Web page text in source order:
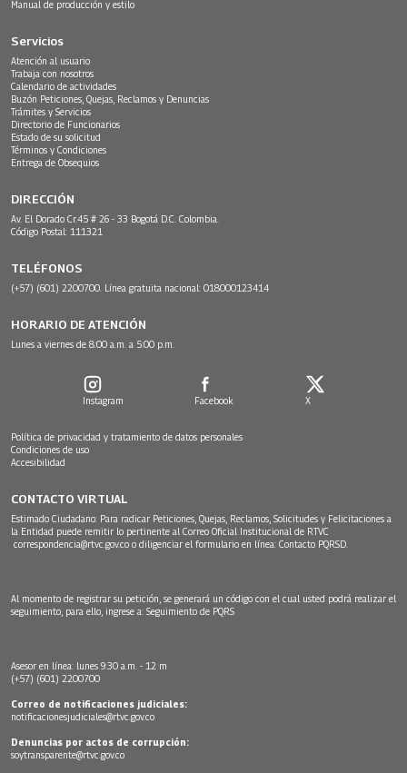
Manual de producción y estilo
Servicios
Atención al usuario
Trabaja con nosotros
Calendario de actividades
Buzón Peticiones, Quejas, Reclamos y Denuncias
Trámites y Servicios
Directorio de Funcionarios
Estado de su solicitud
Términos y Condiciones
Entrega de Obsequios
DIRECCIÓN
Av. El Dorado Cr.45 # 26 - 33 Bogotá D.C. Colombia.
Código Postal: 111321
TELÉFONOS
(+57) (601) 2200700. Línea gratuita nacional: 018000123414
HORARIO DE ATENCIÓN
Lunes a viernes de 8:00 a.m. a 5:00 p.m.
Instagram Facebook X
Política de privacidad y tratamiento de datos personales
Condiciones de uso
Accesibilidad
CONTACTO VIRTUAL
Estimado Ciudadano: Para radicar Peticiones, Quejas, Reclamos, Solicitudes y Felicitaciones a
la Entidad puede remitir lo pertinente al Correo Oficial Institucional de RTVC
correspondencia@rtvc.gov.co o diligenciar el formulario en línea: Contacto PQRSD.
Al momento de registrar su petición, se generará un código con el cual usted podrá realizar el
seguimiento, para ello, ingrese a: Seguimiento de PQRS
Asesor en línea: lunes 9:30 a.m. - 12 m
(+57) (601) 2200700
Correo de notificaciones judiciales:
notificacionesjudiciales@rtvc.gov.co
Denuncias por actos de corrupción:
soytransparente@rtvc.gov.co